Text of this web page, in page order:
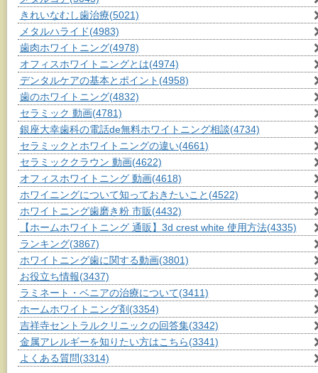
きれいなむし歯治療(5021)
メタルハライド(4983)
歯肉ホワイトニング(4978)
オフィスホワイトニングとは(4974)
デンタルケアの基本とポイント (4958)
歯のホワイトニング(4832)
セラミック 動画(4781)
銀座大幸歯科の電話de無料ホワイトニング相談(4734)
セラミックとホワイトニングの違い(4661)
セラミッククラウン 動画(4622)
オフィスホワイトニング 動画(4618)
ホワイニングについて知っておきたいこと (4522)
ホワイトニング歯磨き粉 市販(4432)
【ホームホワイトニング 通販】3d crest white 使用方法(4335)
ランキング(3867)
ホワイトニング歯に関する動画(3801)
お役立ち情報(3437)
ラミネート・ベニアの治療について(3411)
ホームホワイトニング剤 (3354)
吉祥寺セントラルクリニックの回答集(3342)
金属アレルギーを知りたい方はこちら(3341)
よくある質問(3314)